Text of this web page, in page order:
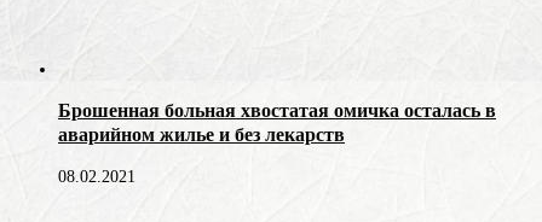
Брошенная больная хвостатая омичка осталась в
аварийном жилье и без лекарств
08.02.2021